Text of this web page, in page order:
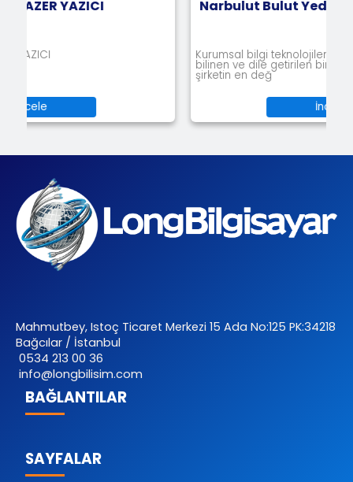
Narbulut Bulut Yedekleme
Kurumsal bilgi teknolojileri alanında uzun yıllardır
bilinen ve dile getirilen bir gerçek var: Veri, bir
Mahmutbey, Istoç Ticaret Merkezi 15 Ada No:125 PK:34218
Bağcılar / İstanbul
0534 213 00 36
info@longbilisim.com
BAĞLANTILAR
SAYFALAR